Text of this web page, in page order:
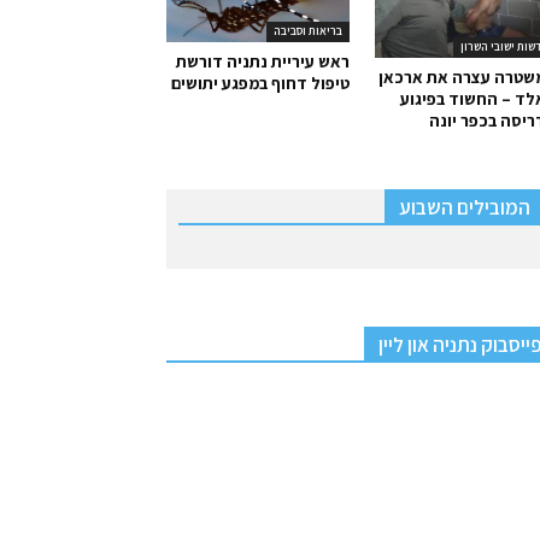
בריאות וסביבה
ראש עיריית נתניה דורשת
טיפול דחוף במפגע יתושים
ישובי השרון
עצרה את ארכאן
– החשוד בפיגוע
בכפר יונה
המובילים השבוע
פייסבוק נתניה און ליין